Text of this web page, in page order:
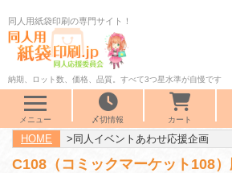
同人用紙袋印刷の専門サイト！
納期、ロット数、価格、品質。すべて3つ星水準が自慢です
メニュー 〆切情報 カート
HOME >同人イベントあわせ応援企画
C108（コミックマーケット108